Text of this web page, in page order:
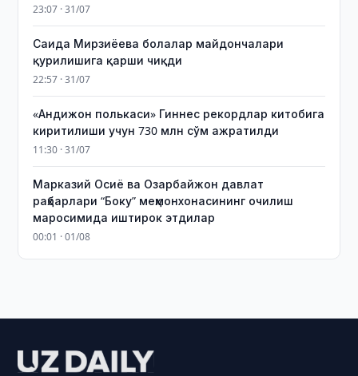
23:07 · 31/07
Саида Мирзиёева болалар майдончалари
қурилишига қарши чиқди
22:57 · 31/07
«Андижон полькаси» Гиннес рекордлар китобига
киритилиши учун 730 млн сўм ажратилди
11:30 · 31/07
Марказий Осиё ва Озарбайжон давлат
раҳбарлари “Боку” меҳмонхонасининг очилиш
маросимида иштирок этдилар
00:01 · 01/08